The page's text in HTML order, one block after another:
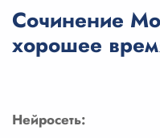
Вход
Вход с Telegram
Сочинение
хорошее
Нейросеть: